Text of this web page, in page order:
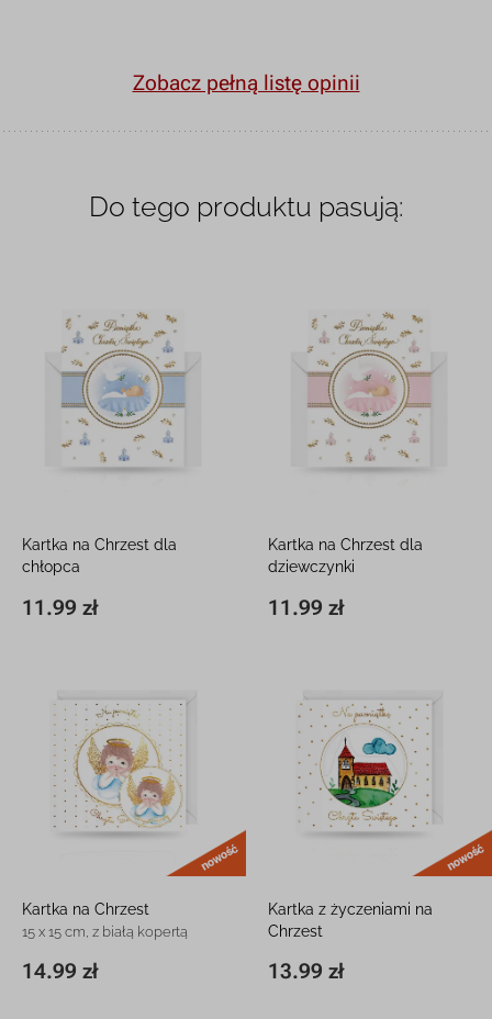
Zobacz pełną listę opinii
Do tego produktu pasują:
Kartka na Chrzest dla
chłopca
11.99 zł
11,8 x 16,3 cm
Kartka na Chrzest dla
dziewczynki
11.99 zł
11,8 x 16,3 cm
Kartka na Chrzest
15 x 15 cm, z białą kopertą
14.99 zł
15 x 15 cm
Kartka z życzeniami na
Chrzest
13.99 zł
15 x 15 cm